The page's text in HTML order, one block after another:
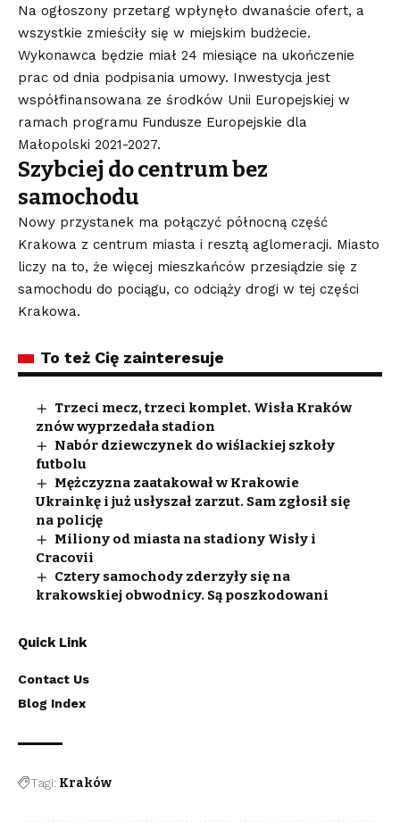
Na ogłoszony przetarg wpłynęło dwanaście ofert, a
wszystkie zmieściły się w miejskim budżecie.
Wykonawca będzie miał 24 miesiące na ukończenie
prac od dnia podpisania umowy. Inwestycja jest
współfinansowana ze środków Unii Europejskiej w
ramach programu Fundusze Europejskie dla
Małopolski 2021-2027.
Szybciej do centrum bez
samochodu
Nowy przystanek ma połączyć północną część
Krakowa z centrum miasta i resztą aglomeracji. Miasto
liczy na to, że więcej mieszkańców przesiądzie się z
samochodu do pociągu, co odciąży drogi w tej części
Krakowa.
To też Cię zainteresuje
Trzeci mecz, trzeci komplet. Wisła Kraków
znów wyprzedała stadion
Nabór dziewczynek do wiślackiej szkoły
futbolu
Mężczyzna zaatakował w Krakowie
Ukrainkę i już usłyszał zarzut. Sam zgłosił się
na policję
Miliony od miasta na stadiony Wisły i
Cracovii
Cztery samochody zderzyły się na
krakowskiej obwodnicy. Są poszkodowani
Quick Link
Contact Us
Blog Index
Tagi: Kraków